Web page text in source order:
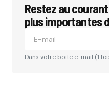
Restez au
plus importantes
Dans votre boite e-mail (1